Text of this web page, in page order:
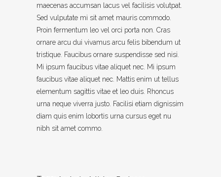
maecenas accumsan lacus vel facilisis volutpat.
Sed vulputate mi sit amet mauris commodo.
Proin fermentum leo vel orci porta non. Cras
ornare arcu dui vivamus arcu felis bibendum ut
tristique. Faucibus ornare suspendisse sed nisi.
Mi ipsum faucibus vitae aliquet nec. Mi ipsum
faucibus vitae aliquet nec. Mattis enim ut tellus
elementum sagittis vitae et leo duis. Rhoncus
urna neque viverra justo. Facilisi etiam dignissim
diam quis enim lobortis urna cursus eget nu
nibh sit amet commo.